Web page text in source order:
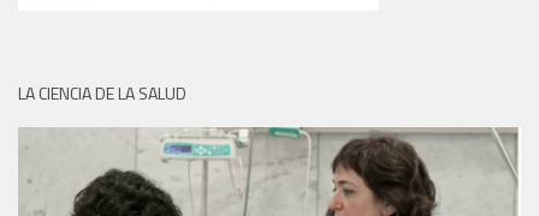
LA CIENCIA DE LA SALUD